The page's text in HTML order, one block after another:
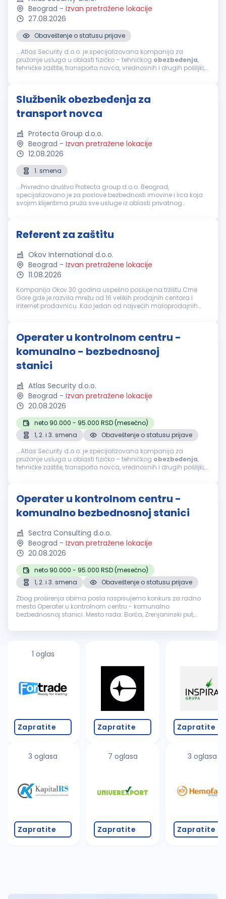
Beograd - Izvan pretražene lokacije
27.08.2026
Obaveštenje o statusu prijave
...Atlas Security d.o.o. je specijalizovana kompanija za
pružanje usluga u oblasti fizičko – tehničkog obezbeđenja,
tehničke zaštite, transporta novca, vrednosnih i drugih pošiljki,
Službenik obezbeđenja za
transport novca
Protecta Group d.o.o.
Beograd - Izvan pretražene lokacije
12.08.2026
1. smena
...Privredno društvo Protecta group d.o.o. Beograd,
specijalizovano je za poslove bezbednosti imovine i lica koja
svojim klijentima pruža sve usluge iz oblasti privatnog
Referent za zaštitu
Okov International d.o.o.
Beograd - Izvan pretražene lokacije
11.08.2026
Kompanija Okov 30 godina uspešno posluje na tržištu Crne
Gore gde je razvila mrežu od 16 velikih prodajnih centara i
internet prodavnicu. Kao jedan od najvećih maloprodajnih
Operater u kontrolnom centru -
komunalno - bezbednosnoj
stanici
Atlas Security d.o.o.
Beograd - Izvan pretražene lokacije
20.08.2026
neto 90.000 - 95.000 RSD (mesečno)
1, 2. i 3. smena
Obaveštenje o statusu prijave
...Atlas Security d.o.o. je specijalizovana kompanija za
pružanje usluga u oblasti fizičko – tehničkog obezbeđenja,
tehničke zaštite, transporta novca, vrednosnih i drugih pošiljki,
Operater u kontrolnom centru -
komunalno bezbednosnoj stanici
Sectra Consulting d.o.o.
Beograd - Izvan pretražene lokacije
20.08.2026
neto 90.000 - 95.000 RSD (mesečno)
1, 2. i 3. smena
Obaveštenje o statusu prijave
Zbog proširenja obima posla raspisujemo konkurs za radno
mesto Operater u kontrolnom centru - komunalno
bezbednosnoj stanici. Mesto rada: Borča, Zrenjaninski put,
Zvezdara, Savski Venac...
1 oglas
Zapratite
3 oglasa
Zapratite
Zapratite
7 oglasa
Zapratite
Zapratite
3 oglasa
Zapratite